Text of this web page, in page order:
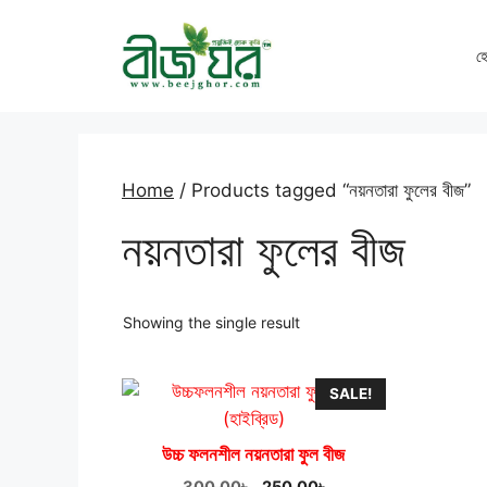
Home / Products tagged “নয়নতারা ফুলের বীজ”
নয়নতারা ফুলের বীজ
Showing the single result
SALE!
উচ্চ ফলনশীল নয়নতারা ফুল বীজ